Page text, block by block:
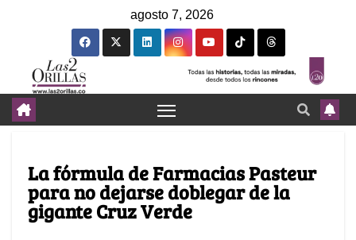
agosto 7, 2026
La fórmula de Farmacias Pasteur
para no dejarse doblegar de la
gigante Cruz Verde